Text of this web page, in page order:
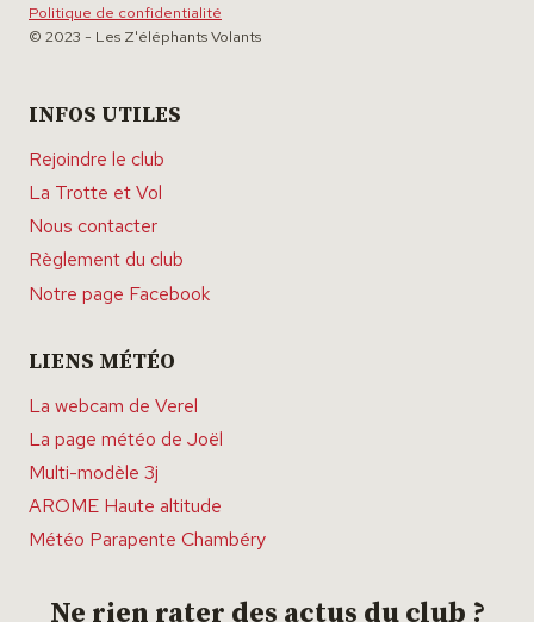
Politique de confidentialité
© 2023 - Les Z'éléphants Volants
INFOS UTILES
Rejoindre le club
La Trotte et Vol
Nous contacter
Règlement du club
Notre page Facebook
LIENS MÉTÉO
La webcam de Verel
La page météo de Joël
Multi-modèle 3j
AROME Haute altitude
Météo Parapente Chambéry
Ne rien rater des actus du club ?